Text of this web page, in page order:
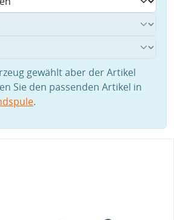
gewählt aber der Artikel
Sie den passenden Artikel in
.